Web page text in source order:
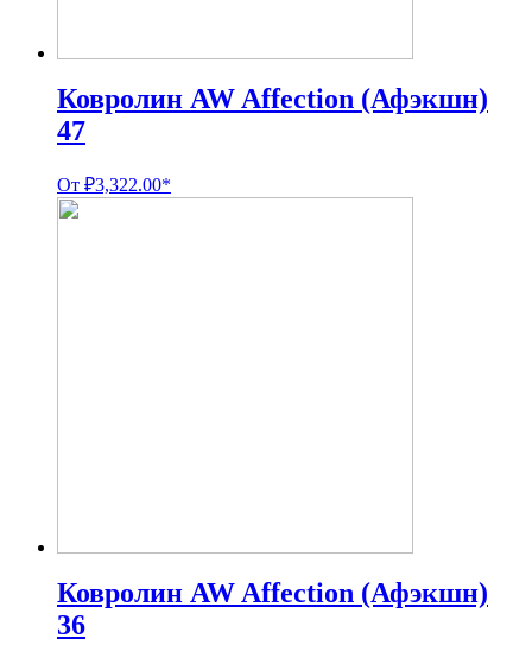
Ковролин AW Affection (Афэкшн)
47
От ₽3,322.00*
Ковролин AW Affection (Афэкшн)
36